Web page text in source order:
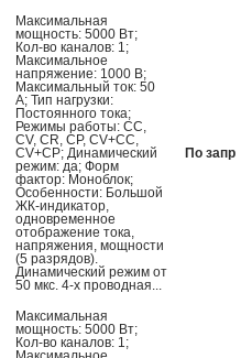
Максимальная
мощность: 5000 Вт;
Кол-во каналов: 1;
Максимальное
напряжение: 1000 В;
Максимальный ток: 50
А; Тип нагрузки:
Постоянного тока;
Режимы работы: CC,
CV, CR, CP, CV+CC,
CV+CP; Динамический
режим: да; Форм
фактор: Моноблок;
Особенности: Большой
ЖК-индикатор,
одновременное
отображение тока,
напряжения, мощности
(5 разрядов).
Динамический режим от
50 мкс. 4-х проводная...
По
Максимальная
мощность: 5000 Вт;
Кол-во каналов: 1;